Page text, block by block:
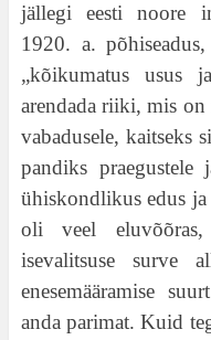
jällegi eesti noore
1920. a.
„kõikumatus usus
arendada riiki, mis on
vabadusele, kaitseks
pandiks praegustele
ühiskondlikus edus ja
oli veel
isevalitsuse surve
enesemääramise
anda parimat. Kuid